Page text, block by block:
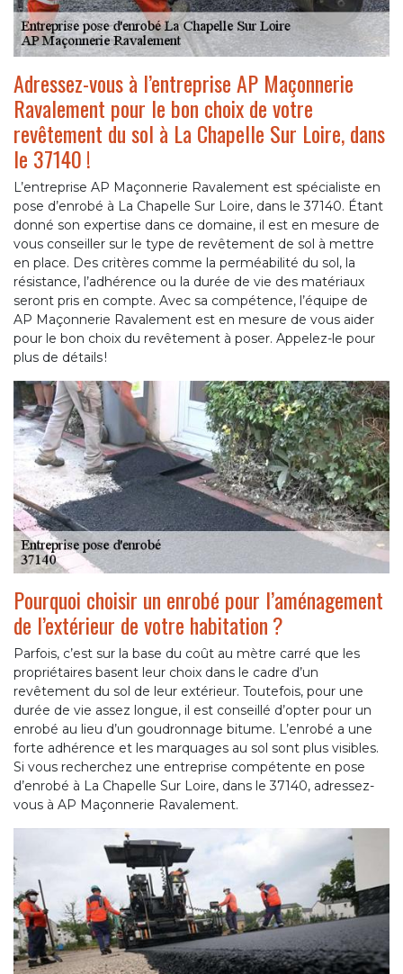
Adressez-vous à l’entreprise AP Maçonnerie
Ravalement pour le bon choix de votre
revêtement du sol à La Chapelle Sur Loire, dans
le 37140 !
L’entreprise AP Maçonnerie Ravalement est spécialiste en
pose d’enrobé à La Chapelle Sur Loire, dans le 37140. Étant
donné son expertise dans ce domaine, il est en mesure de
vous conseiller sur le type de revêtement de sol à mettre
en place. Des critères comme la perméabilité du sol, la
résistance, l’adhérence ou la durée de vie des matériaux
seront pris en compte. Avec sa compétence, l’équipe de
AP Maçonnerie Ravalement est en mesure de vous aider
pour le bon choix du revêtement à poser. Appelez-le pour
plus de détails !
Pourquoi choisir un enrobé pour l’aménagement
de l’extérieur de votre habitation ?
Parfois, c’est sur la base du coût au mètre carré que les
propriétaires basent leur choix dans le cadre d’un
revêtement du sol de leur extérieur. Toutefois, pour une
durée de vie assez longue, il est conseillé d’opter pour un
enrobé au lieu d’un goudronnage bitume. L’enrobé a une
forte adhérence et les marquages au sol sont plus visibles.
Si vous recherchez une entreprise compétente en pose
d’enrobé à La Chapelle Sur Loire, dans le 37140, adressez-
vous à AP Maçonnerie Ravalement.